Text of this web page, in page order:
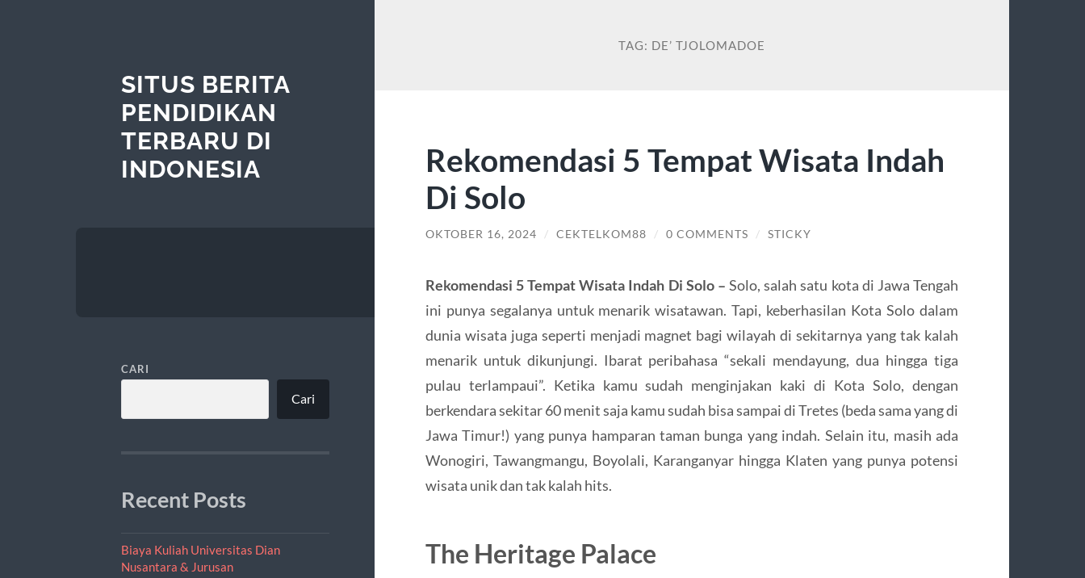
SITUS BERITA
PENDIDIKAN
TERBARU DI
INDONESIA
CARI
Cari
Recent Posts
Biaya Kuliah Universitas Dian
Nusantara & Jurusan
TAG: DE’ TJOLOMADOE
Rekomendasi 5 Tempat Wisata Indah
Di Solo
OKTOBER 16, 2024 / CEKTELKOM88 / 0 COMMENTS / STICKY
Rekomendasi 5 Tempat Wisata Indah Di Solo –Solo, salah satu kota di Jawa Tengah
ini punya segalanya untuk menarik wisatawan. Tapi, keberhasilan Kota Solo dalam
dunia wisata juga seperti menjadi magnet bagi wilayah di sekitarnya yang tak kalah
menarik untuk dikunjungi. Ibarat peribahasa “sekali mendayung, dua hingga tiga
pulau terlampaui”. Ketika kamu sudah menginjakan kaki di Kota Solo, dengan
berkendara sekitar 60 menit saja kamu sudah bisa sampai di Tretes (beda sama yang di
Jawa Timur!) yang punya hamparan taman bunga yang indah. Selain itu, masih ada
Wonogiri, Tawangmangu, Boyolali, Karanganyar hingga Klaten yang punya potensi
wisata unik dan tak kalah hits.
The Heritage Palace